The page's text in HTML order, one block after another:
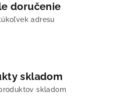
doručenie
adresu
skladom
skladom